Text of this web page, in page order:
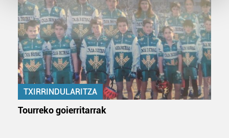
Guk eta gure bazkideek zure datu pertsonalak
prozesatzen ditugu, zure IP zenbakia, besteak beste,
teknologia erabiliz, cookieak adibidez, iragarki eta eduki
pertsonalizatuak eskaintzeko, iragarkiak eta edukia
neurtzeko, jendeari buruzko informazioa biltzeko eta
produktuak garatzeko. Zure datuak nork eta zertarako
erabiltzen dituen hauta dezakezu.
TXIRRINDULARITZA
Tourreko goierritarrak